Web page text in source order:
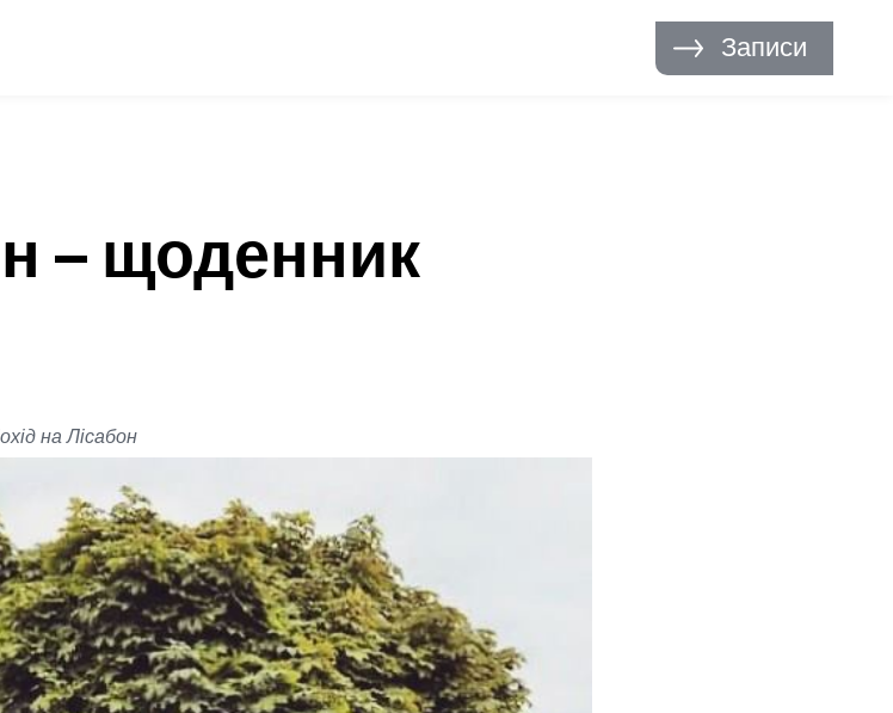
Записи
– щоденник
на Лісабон